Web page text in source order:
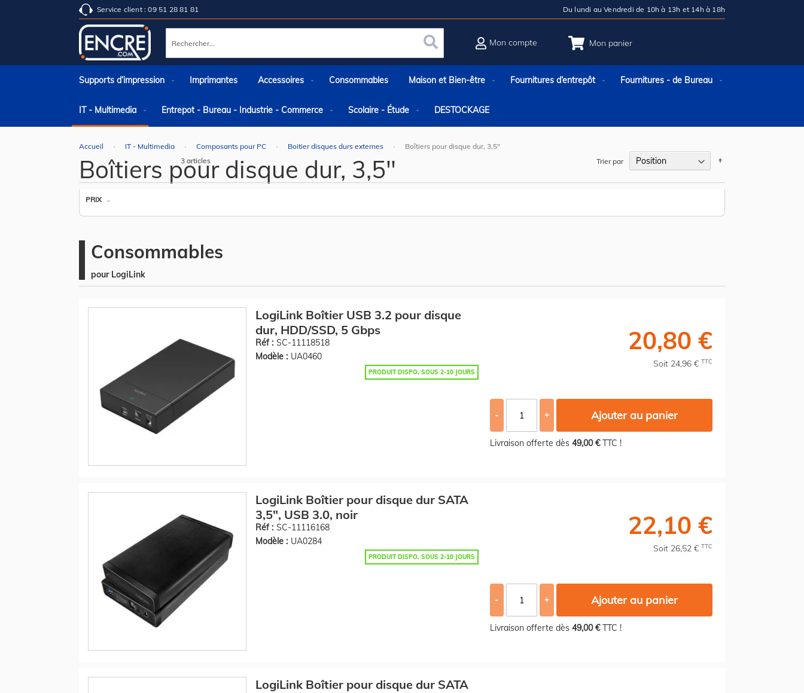
Service client : 09 51 28 81 81 Du lundi au Vendredi de 10h à 13h et 14h à 18h
Mon panier
Rechercher Rechercher
Mon compte
Supports d’impression Imprimantes Accessoires Consommables Maison et Bien-être Fournitures d’entrepôt Fournitures - de Bureau
IT - Multimedia Entrepot - Bureau - Industrie - Commerce Scolaire - Étude DESTOCKAGE
Accueil IT - Multimedia Composants pour PC Boitier disques durs externes Boîtiers pour disque dur, 3,5"
Boîtiers pour disque dur, 3,5"
PRIX
3 articles Trier par
Consommables
pour LogiLink
LogiLink Boîtier USB 3.2 pour disque
dur, HDD/SSD, 5 Gbps
Réf : SC-11118518
Modèle : UA0460
PRODUIT DISPO. SOUS 2-10 JOURS
20,80 €
Soit 24,96 € TTC
- + Ajouter au panier
Livraison offerte dès 49,00 €TTC !
LogiLink Boîtier pour disque dur SATA
3,5", USB 3.0, noir
Réf : SC-11116168
Modèle : UA0284
PRODUIT DISPO. SOUS 2-10 JOURS
22,10 €
Soit 26,52 € TTC
- + Ajouter au panier
Livraison offerte dès 49,00 €TTC !
LogiLink Boîtier pour disque dur SATA